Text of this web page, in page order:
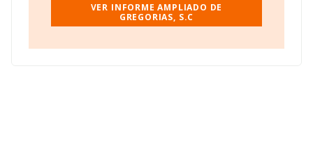
VER INFORME AMPLIADO DE
GREGORIAS, S.C